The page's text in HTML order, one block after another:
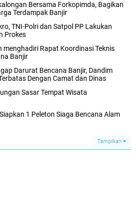
Bersama Forkopimda, Bagikan
Terdampak Banjir
TNI-Polri dan Satpol PP Lakukan
Prokes
menghadiri Rapat Koordinasi Teknis
Banjir
Darurat Bencana Banjir, Dandim
Dengan Camat dan Dinas
Sasar Tempat Wisata
1 Peleton Siaga Bencana Alam
Tampilkan